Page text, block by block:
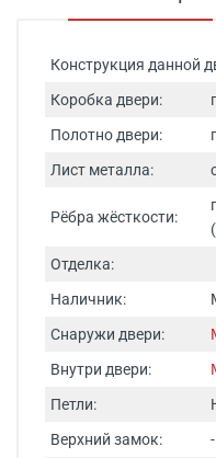
Конструкция данной
Коробка двери:
Полотно двери:
Лист металла:
Рёбра жёсткости:
Отделка:
Наличник:
Снаружи двери:
Внутри двери:
Петли:
Верхний замок:
-